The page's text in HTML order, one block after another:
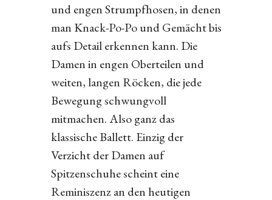
und engen Strumpfhosen, in denen
man Knack-Po-Po und Gemächt bis
aufs Detail erkennen kann. Die
Damen in engen Oberteilen und
weiten, langen Röcken, die jede
Bewegung schwungvoll
mitmachen. Also ganz das
klassische Ballett. Einzig der
Verzicht der Damen auf
Spitzenschuhe scheint eine
Reminiszenz an den heutigen